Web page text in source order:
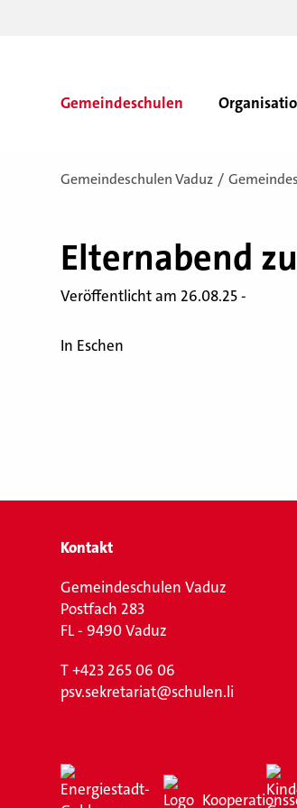
Gemeindeschulen
Gemeindeschulen Vaduz
El­tern­abend
Veröffentlicht am 26.08.25 -
In Eschen
Kontakt
Gemeindeschulen Vaduz
Postfach 283
FL - 9490 Vaduz
T+423 265 06 06
psv.sekretariat@schulen.li